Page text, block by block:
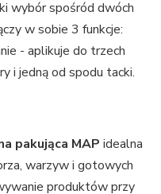
wybór spośród dwóch
w sobie 3 funkcje:
- aplikuje do trzech
i jedną od spodu tacki.
pakująca MAP idealna
warzyw i gotowych
produktów przy